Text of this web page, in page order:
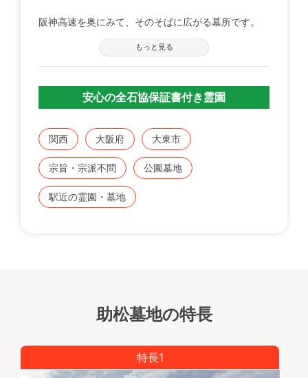
阪神高速を奥にみて、そのそばに広がる墓所です。
墓所を含めて、公園やプールなどをふくめた長細い緑
地帯の用になっております。
緑豊かな墓所で、落ち着いた雰囲気を醸し出していま
す。
もっと見る
安心の全石協保証書付き霊園
関西 大阪府 大東市
宗旨・宗派不問 公園墓地
駅近の霊園・墓地
助松墓地の特長
特長1